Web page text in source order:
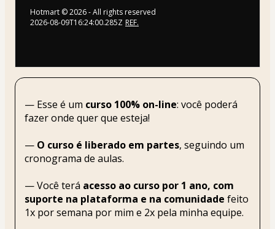
Hotmart ©2026- All rights reserved
2026-08-09T16:24:00.285Z REF.
— Esse é um curso 100% on-line: você poderá
fazer onde quer que esteja!
— O curso é liberado em partes, seguindo um
cronograma de aulas.
— Você terá acesso ao curso por 1 ano, com
suporte na plataforma e na comunidade feito
1x por semana por mim e 2x pela minha equipe.